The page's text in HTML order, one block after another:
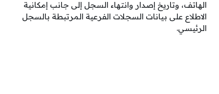
الهاتف، وتاريخ إصدار وانتهاء السجل إلى جانب إمكانية
الاطلاع على بيانات السجلات الفرعية المرتبطة بالسجل
الرئيسي.